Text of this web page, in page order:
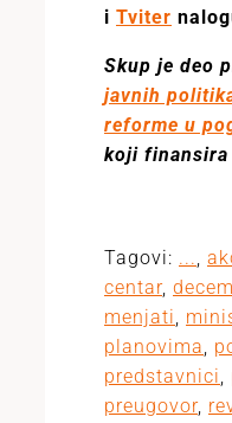
i Tviter
Skup je deo
javnih
reforme u
koji finansira
Tagovi: ...,
centar,
menjati,
planovima,
predstavnici,
preugovor,